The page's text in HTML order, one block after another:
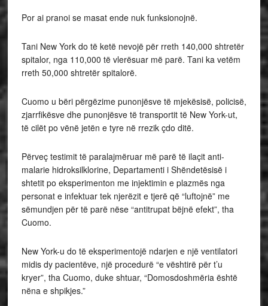
Por ai pranoi se masat ende nuk funksionojnë.
Tani New York do të ketë nevojë për rreth 140,000 shtretër
spitalor, nga 110,000 të vlerësuar më parë. Tani ka vetëm
rreth 50,000 shtretër spitalorë.
Cuomo u bëri përgëzime punonjësve të mjekësisë, policisë,
zjarrfikësve dhe punonjësve të transportit të New York-ut,
të cilët po vënë jetën e tyre në rrezik çdo ditë.
Përveç testimit të paralajmëruar më parë të ilaçit anti-
malarie hidroksilklorine, Departamenti i Shëndetësisë i
shtetit po eksperimenton me injektimin e plazmës nga
personat e infektuar tek njerëzit e tjerë që “luftojnë” me
sëmundjen për të parë nëse “antitrupat bëjnë efekt”, tha
Cuomo.
New York-u do të eksperimentojë ndarjen e një ventilatori
midis dy pacientëve, një procedurë “e vështirë për t’u
kryer”, tha Cuomo, duke shtuar, “Domosdoshmëria është
nëna e shpikjes.”